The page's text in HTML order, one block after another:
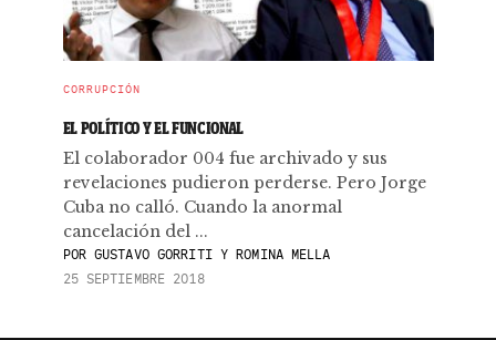
CORRUPCIÓN
EL POLÍTICO Y EL FUNCIONAL
El colaborador 004 fue archivado y sus
revelaciones pudieron perderse. Pero Jorge
Cuba no calló. Cuando la anormal
cancelación del ...
PORGUSTAVO GORRITI Y ROMINA MELLA
25 SEPTIEMBRE 2018